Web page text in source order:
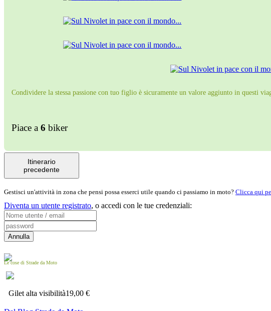
Condividere la stessa passione con tuo figlio è sicuramente un valore aggiunto in questi
Piace a 6 biker
Itinerario
precedente
Gestisci un'attività in zona che pensi possa esserci utile quando ci passiamo in moto? Clicca qui
Diventa un utente registrato, o accedi con le tue credenziali:
Le cose di Strade da Moto
Gilet alta visibilità19,00 €